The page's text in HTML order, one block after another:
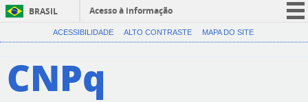
BRASIL
Acesso à informação
CORONAVÍRUS (COVID-19)
ACESSIBILIDADE ALTO CONTRASTE MAPA DO SITE
CNPq